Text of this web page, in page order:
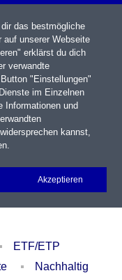
Login
ETF/ETP
Nachhaltig
das bestmögliche
auf unserer Webseite
erklärst du dich
verwandte
"Einstellungen"
im Einzelnen
Informationen und
kannst,
.
Akzeptieren